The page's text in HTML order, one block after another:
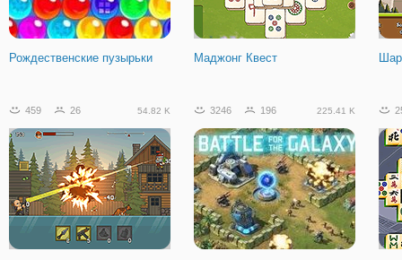
Рождественские пузырьки Маджонг Квест
459 26 54.82 K 3246 196 225.41 K